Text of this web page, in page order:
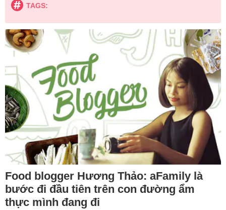
TAGS:
Food blogger Hương Thảo: aFamily là
bước đi đầu tiên trên con đường ẩm
thực mình đang đi